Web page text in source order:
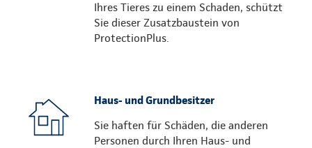
Ihres Tieres zu einem Schaden, schützt
Sie dieser Zusatzbaustein von
ProtectionPlus.
Haus- und Grundbesitzer
Sie haften für Schäden, die anderen
Personen durch Ihren Haus- und